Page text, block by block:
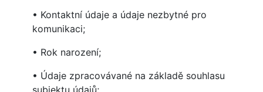
• Kontaktní údaje a údaje nezbytné pro
komunikaci;
• Rok narození;
• Údaje zpracovávané na základě souhlasu
subjektu údajů;